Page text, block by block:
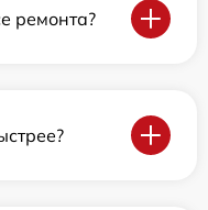
ремонта?